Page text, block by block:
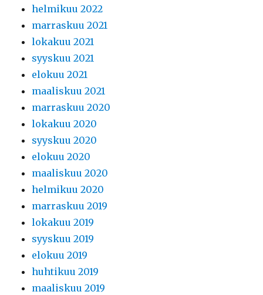
helmikuu 2022
marraskuu 2021
lokakuu 2021
syyskuu 2021
elokuu 2021
maaliskuu 2021
marraskuu 2020
lokakuu 2020
syyskuu 2020
elokuu 2020
maaliskuu 2020
helmikuu 2020
marraskuu 2019
lokakuu 2019
syyskuu 2019
elokuu 2019
huhtikuu 2019
maaliskuu 2019